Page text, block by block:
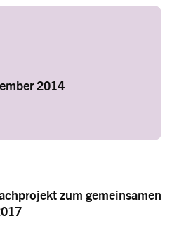
2014
zum gemeinsamen